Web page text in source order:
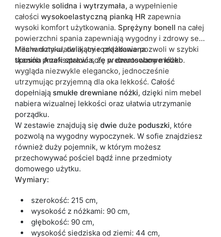
niezwykle solidna i wytrzymała, a wypełnienie
całości wysokoelastyczną pianką HR zapewnia
wysoki komfort użytkowania. Sprężyny bonell na całej
powierzchni spania zapewniają wygodny i zdrowy sen.
Mechanizm ułatwiający rozkładanie pozwoli w szybki
sposób przekształcić sofę wdwuosobowe łóżko.
Miła w dotyku, delikatnieprążkowana
tkanina Anafisprawia, że prezentowany mebel
wygląda niezwykle elegancko, jednocześnie
utrzymując przyjemną dla oka lekkość. Całość
dopełniają smukłe drewniane nóżki, dzięki nim mebel
nabiera wizualnej lekkości oraz ułatwia utrzymanie
porządku.
W zestawie znajdują się dwie duże poduszki, które
pozwolą na wygodny wypoczynek. W sofie znajdziesz
również duży pojemnik, w którym możesz
przechowywać pościel bądź inne przedmioty
domowego użytku.
Wymiary:
szerokość: 215 cm,
wysokość z nóżkami: 90 cm,
głębokość: 90 cm,
wysokość siedziska od ziemi: 44 cm,